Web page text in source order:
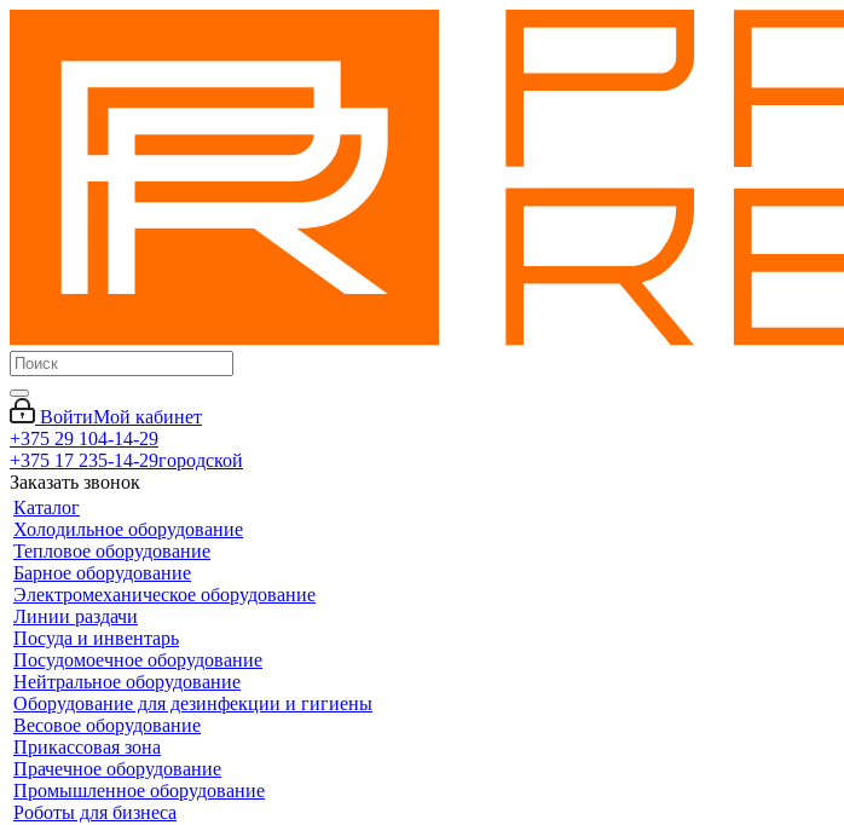
ВойтиМой кабинет
+375 29 104-14-29
+375 17 235-14-29городской
Заказать звонок
Каталог
Холодильное оборудование
Тепловое оборудование
Барное оборудование
Электромеханическое оборудование
Линии раздачи
Посуда и инвентарь
Посудомоечное оборудование
Нейтральное оборудование
Оборудование для дезинфекции и гигиены
Весовое оборудование
Прикассовая зона
Прачечное оборудование
Промышленное оборудование
Роботы для бизнеса